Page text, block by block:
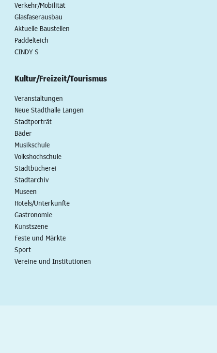
Verkehr/Mobilität
Glasfaserausbau
Aktuelle Baustellen
Paddelteich
CINDY S
Kultur/Freizeit/Tourismus
Veranstaltungen
Neue Stadthalle Langen
Stadtporträt
Bäder
Musikschule
Volkshochschule
Stadtbücherei
Stadtarchiv
Museen
Hotels/Unterkünfte
Gastronomie
Kunstszene
Feste und Märkte
Sport
Vereine und Institutionen